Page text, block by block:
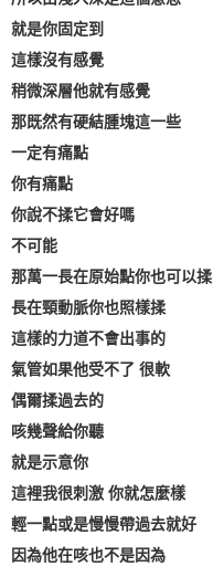
就是你固定到
這樣沒有感覺
稍微深層他就有感覺
那既然有硬結腫塊這一些
一定有痛點
你有痛點
你說不揉它會好嗎
不可能
那萬一長在原始點你也可以揉
長在頸動脈你也照樣揉
這樣的力道不會出事的
氣管如果他受不了 很軟
偶爾揉過去的
咳幾聲給你聽
就是示意你
這裡我很刺激 你就怎麼樣
輕一點或是慢慢帶過去就好
因為他在咳也不是因為